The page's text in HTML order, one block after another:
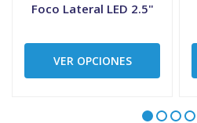
Foco Lateral LED 2.5"
VER OPCIONES